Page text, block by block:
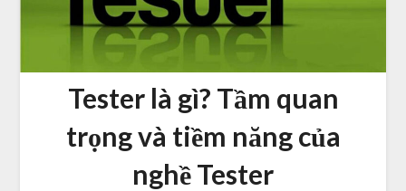
Tester là gì? Tầm quan
trọng và tiềm năng của
nghề Tester